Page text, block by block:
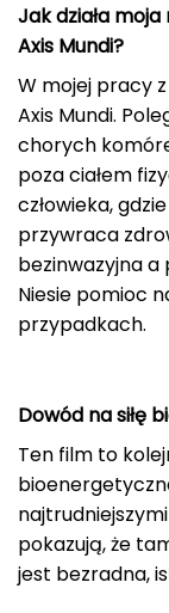
Jak działa
Axis Mundi?
W mojej pracy
Axis Mundi.
chorych
poza ciałem
człowieka,
przywraca
bezinwazyjna
Niesie pomioc
przypadkach.
Dowód na siłę
Ten film to
pokazują, że
jest bezradna,